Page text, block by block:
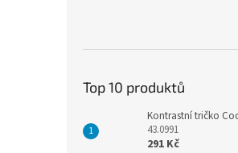
Top 10 produktů
Kontrastní tričko
43.0991
291 Kč